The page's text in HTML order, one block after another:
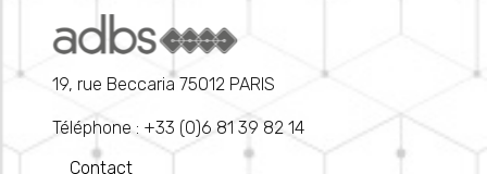
19, rue Beccaria 75012 PARIS
Téléphone : +33 (0)6 81 39 82 14
Contact